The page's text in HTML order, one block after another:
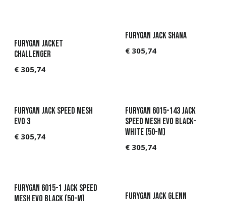
Furygan Jacket
Challenger
€ 305,74
Furygan Jack Shana
€ 305,74
Furygan Jack Speed Mesh
Evo 3
€ 305,74
Furygan 6015-143 Jack
Speed Mesh Evo Black-
White (50-M)
€ 305,74
Furygan 6015-1 Jack Speed
Mesh Evo Black (50-M)
Furygan Jack Glenn